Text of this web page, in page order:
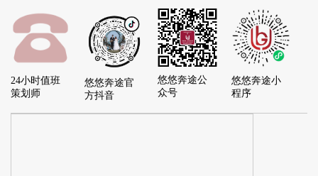
24小时值班
策划师
悠悠奔途官
方抖音
悠悠奔途公
众号
悠悠奔途小
程序